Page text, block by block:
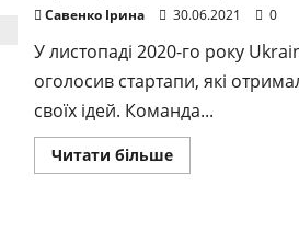
Савенко Ірина 30.06.2021 0
У листопаді 2020-го року
оголосив стартапи, які
своїх ідей. Команда...
Читати більшеДокладніше
про